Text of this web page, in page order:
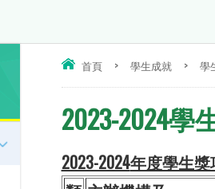
首頁 > 學生成就 > 學
2023-2024學
2023-2024年度學生